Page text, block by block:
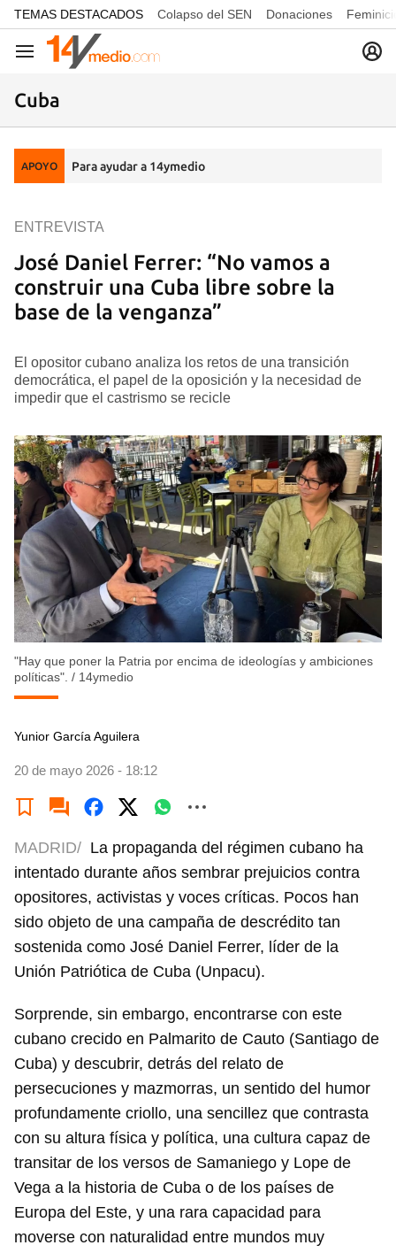
common.go-to-content
TEMAS DESTACADOS Colapso del SEN Donaciones
Navegación
Cuba
APOYO Para ayudar a 14ymedio
José Daniel Ferrer: “No vamos a
construir una Cuba libre sobre la
base de la venganza”
ENTREVISTA
El opositor cubano analiza los retos de una transición
democrática, el papel de la oposición y la necesidad de
impedir que el castrismo se recicle
"Hay que poner la Patria por encima de ideologías y ambiciones
políticas". / 14ymedio
Yunior García Aguilera
20 de mayo 2026 - 18:12
MADRID/ La propaganda del régimen cubano ha
intentado durante años sembrar prejuicios contra
opositores, activistas y voces críticas. Pocos han
sido objeto de una campaña de descrédito tan
sostenida como José Daniel Ferrer, líder de la
Unión Patriótica de Cuba (Unpacu).
Sorprende, sin embargo, encontrarse con este
cubano crecido en Palmarito de Cauto (Santiago de
Cuba) y descubrir, detrás del relato de
persecuciones y mazmorras, un sentido del humor
profundamente criollo, una sencillez que contrasta
con su altura física y política, una cultura capaz de
transitar de los versos de Samaniego y Lope de
Vega a la historia de Cuba o de los países de
Europa del Este, y una rara capacidad para
moverse con naturalidad entre mundos muy